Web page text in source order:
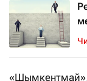
«Шымкентмай»,